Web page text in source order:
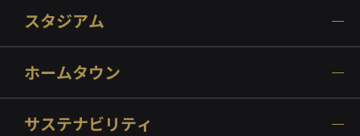
スタジアム
ホームタウン
サステナビリティ